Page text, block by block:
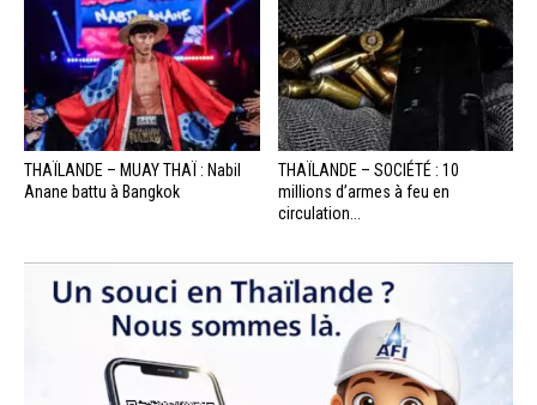
THAÏLANDE – MUAY THAÏ : Nabil
Anane battu à Bangkok
THAÏLANDE – SOCIÉTÉ : 10
millions d’armes à feu en
circulation...